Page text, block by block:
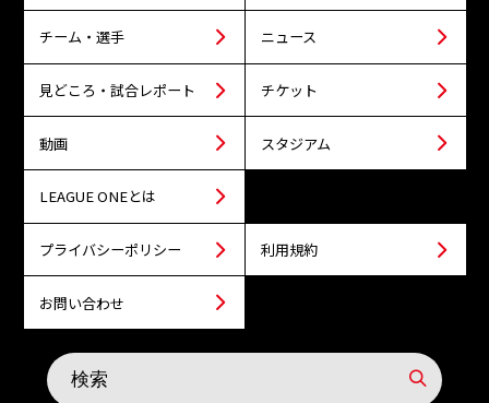
チーム・選手 ニュース
見どころ・試合レポート チケット
動画 スタジアム
LEAGUE ONEとは
プライバシーポリシー 利用規約
お問い合わせ